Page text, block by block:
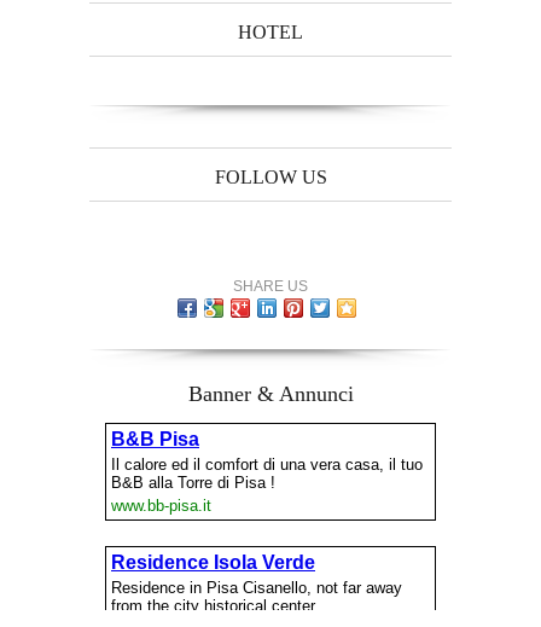
HOTEL
FOLLOW US
SHARE US
Banner & Annunci